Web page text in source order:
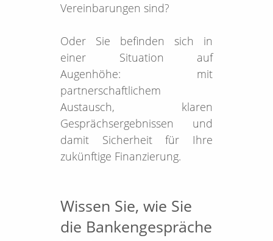
Vereinbarungen sind?
Oder Sie befinden sich in
einer Situation auf
Augenhöhe: mit
partnerschaftlichem
Austausch, klaren
Gesprächsergebnissen und
damit Sicherheit für Ihre
zukünftige Finanzierung.
Wissen Sie, wie Sie
die Bankengespräche